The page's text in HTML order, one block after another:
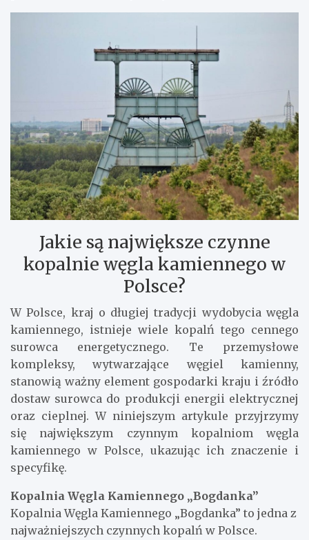
Jakie są największe czynne
kopalnie węgla kamiennego w
Polsce?
W Polsce, kraj o długiej tradycji wydobycia węgla
kamiennego, istnieje wiele kopalń tego cennego
surowca energetycznego. Te przemysłowe
kompleksy, wytwarzające węgiel kamienny,
stanowią ważny element gospodarki kraju i źródło
dostaw surowca do produkcji energii elektrycznej
oraz cieplnej. W niniejszym artykule przyjrzymy
się największym czynnym kopalniom węgla
kamiennego w Polsce, ukazując ich znaczenie i
specyfikę.
Kopalnia Węgla Kamiennego „Bogdanka”
Kopalnia Węgla Kamiennego „Bogdanka” to jedna z
najważniejszych czynnych kopalń w Polsce.